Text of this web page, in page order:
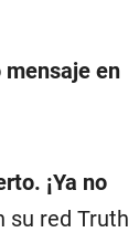
en
¡Ya no
su red Truth